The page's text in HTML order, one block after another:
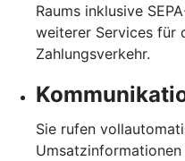
Raums inklusive
weiterer Services für
Zahlungsverkehr.
Sie rufen